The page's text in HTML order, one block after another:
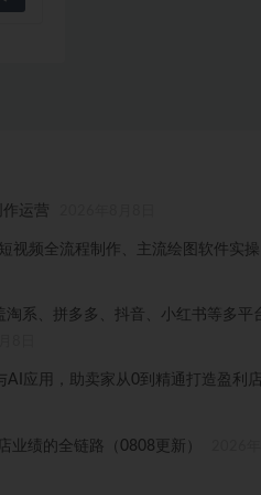
运营
视频全流程制作、主流绘图软件实
系、拼多多、抖音、小红书等多平
应用，助卖家从0到精通打造盈利
业绩的全链路（0808更新）